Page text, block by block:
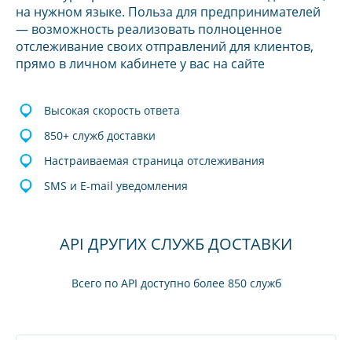
на нужном языке. Польза для предпринимателей
— возможность реализовать полноценное
отслеживание своих отправлений для клиентов,
прямо в личном кабинете у вас на сайте
Высокая скорость ответа
850+ служб доставки
Настраиваемая страница отслеживания
SMS и E-mail уведомления
API ДРУГИХ СЛУЖБ ДОСТАВКИ
Всего по API доступно более 850 служб